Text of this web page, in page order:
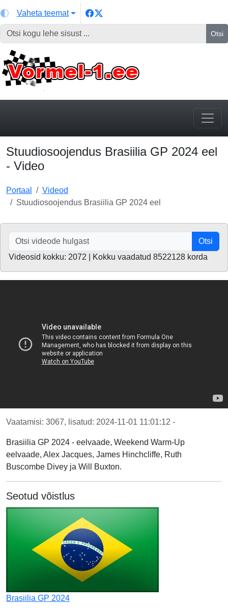
Vaheta teemat
Otsi
Stuudiosoojendus Brasiilia GP 2024 eel
- Video
Portaal
Videod
Stuudiosoojendus Brasiilia GP 2024 eel
Otsi
Videosid kokku: 2072 | Kokku vaadatud 8522128 korda
Vaatamisi: 3067, lisatud: 2024-11-01 11:01:12 -
Brasiilia GP 2024 - eelvaade, Weekend Warm-Up
eelvaade, Alex Jacques, James Hinchcliffe, Ruth
Buscombe Divey ja Will Buxton.
Seotud võistlus
Brasiilia GP 2024